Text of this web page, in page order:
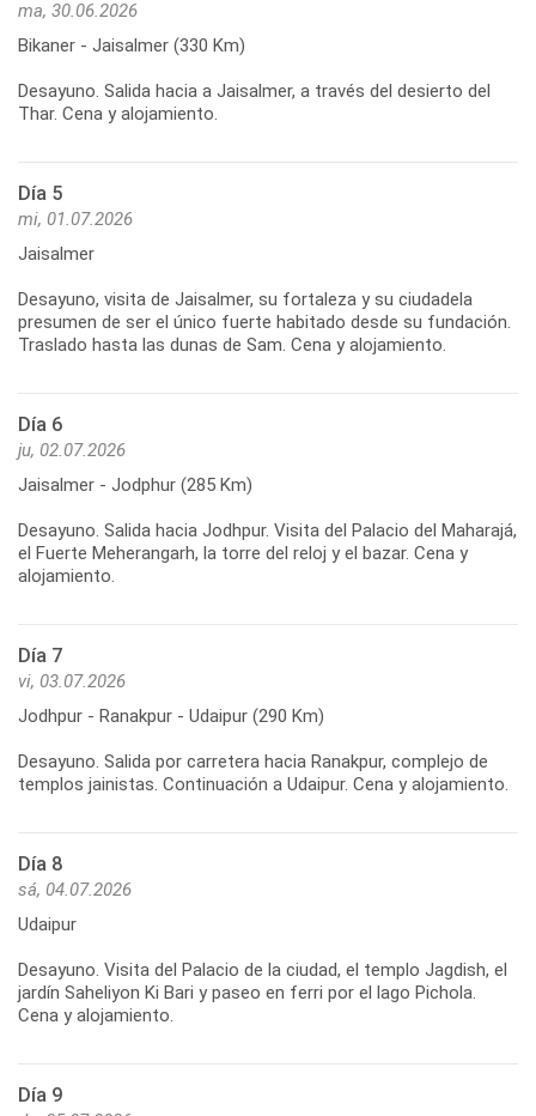
ma, 30.06.2026
Bikaner - Jaisalmer (330 Km)
Desayuno. Salida hacia a Jaisalmer, a través del desierto del
Thar. Cena y alojamiento.
Día 5
mi, 01.07.2026
Jaisalmer
Desayuno, visita de Jaisalmer, su fortaleza y su ciudadela
presumen de ser el único fuerte habitado desde su fundación.
Traslado hasta las dunas de Sam. Cena y alojamiento.
Día 6
ju, 02.07.2026
Jaisalmer - Jodphur (285 Km)
Desayuno. Salida hacia Jodhpur. Visita del Palacio del Maharajá,
el Fuerte Meherangarh, la torre del reloj y el bazar. Cena y
alojamiento.
Día 7
vi, 03.07.2026
Jodhpur - Ranakpur - Udaipur (290 Km)
Desayuno. Salida por carretera hacia Ranakpur, complejo de
templos jainistas. Continuación a Udaipur. Cena y alojamiento.
Día 8
sá, 04.07.2026
Udaipur
Desayuno. Visita del Palacio de la ciudad, el templo Jagdish, el
jardín Saheliyon Ki Bari y paseo en ferri por el lago Pichola.
Cena y alojamiento.
Día 9